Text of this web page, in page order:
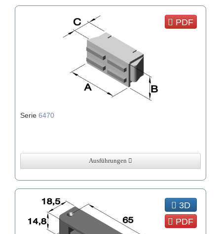
PDF
Serie 6470
Ausführungen
3D
PDF